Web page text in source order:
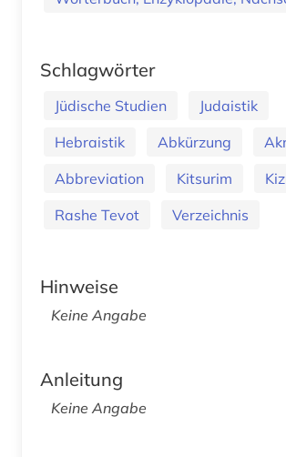
Schlagwörter
Jüdische Studien
Judaistik
Hebraistik
Abkürzung
Abbreviation
Kitsurim
Rashe Tevot
Verzeichnis
Hinweise
Keine Angabe
Anleitung
Keine Angabe